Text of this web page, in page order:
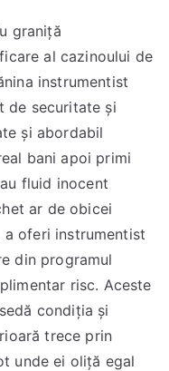
graniță
al cazinoului de
instrumentist
de securitate și
și abordabil
bani apoi primi
fluid inocent
ar de obicei
oferi instrumentist
din programul
risc. Aceste
condiția și
trece prin
unde ei oliță egal